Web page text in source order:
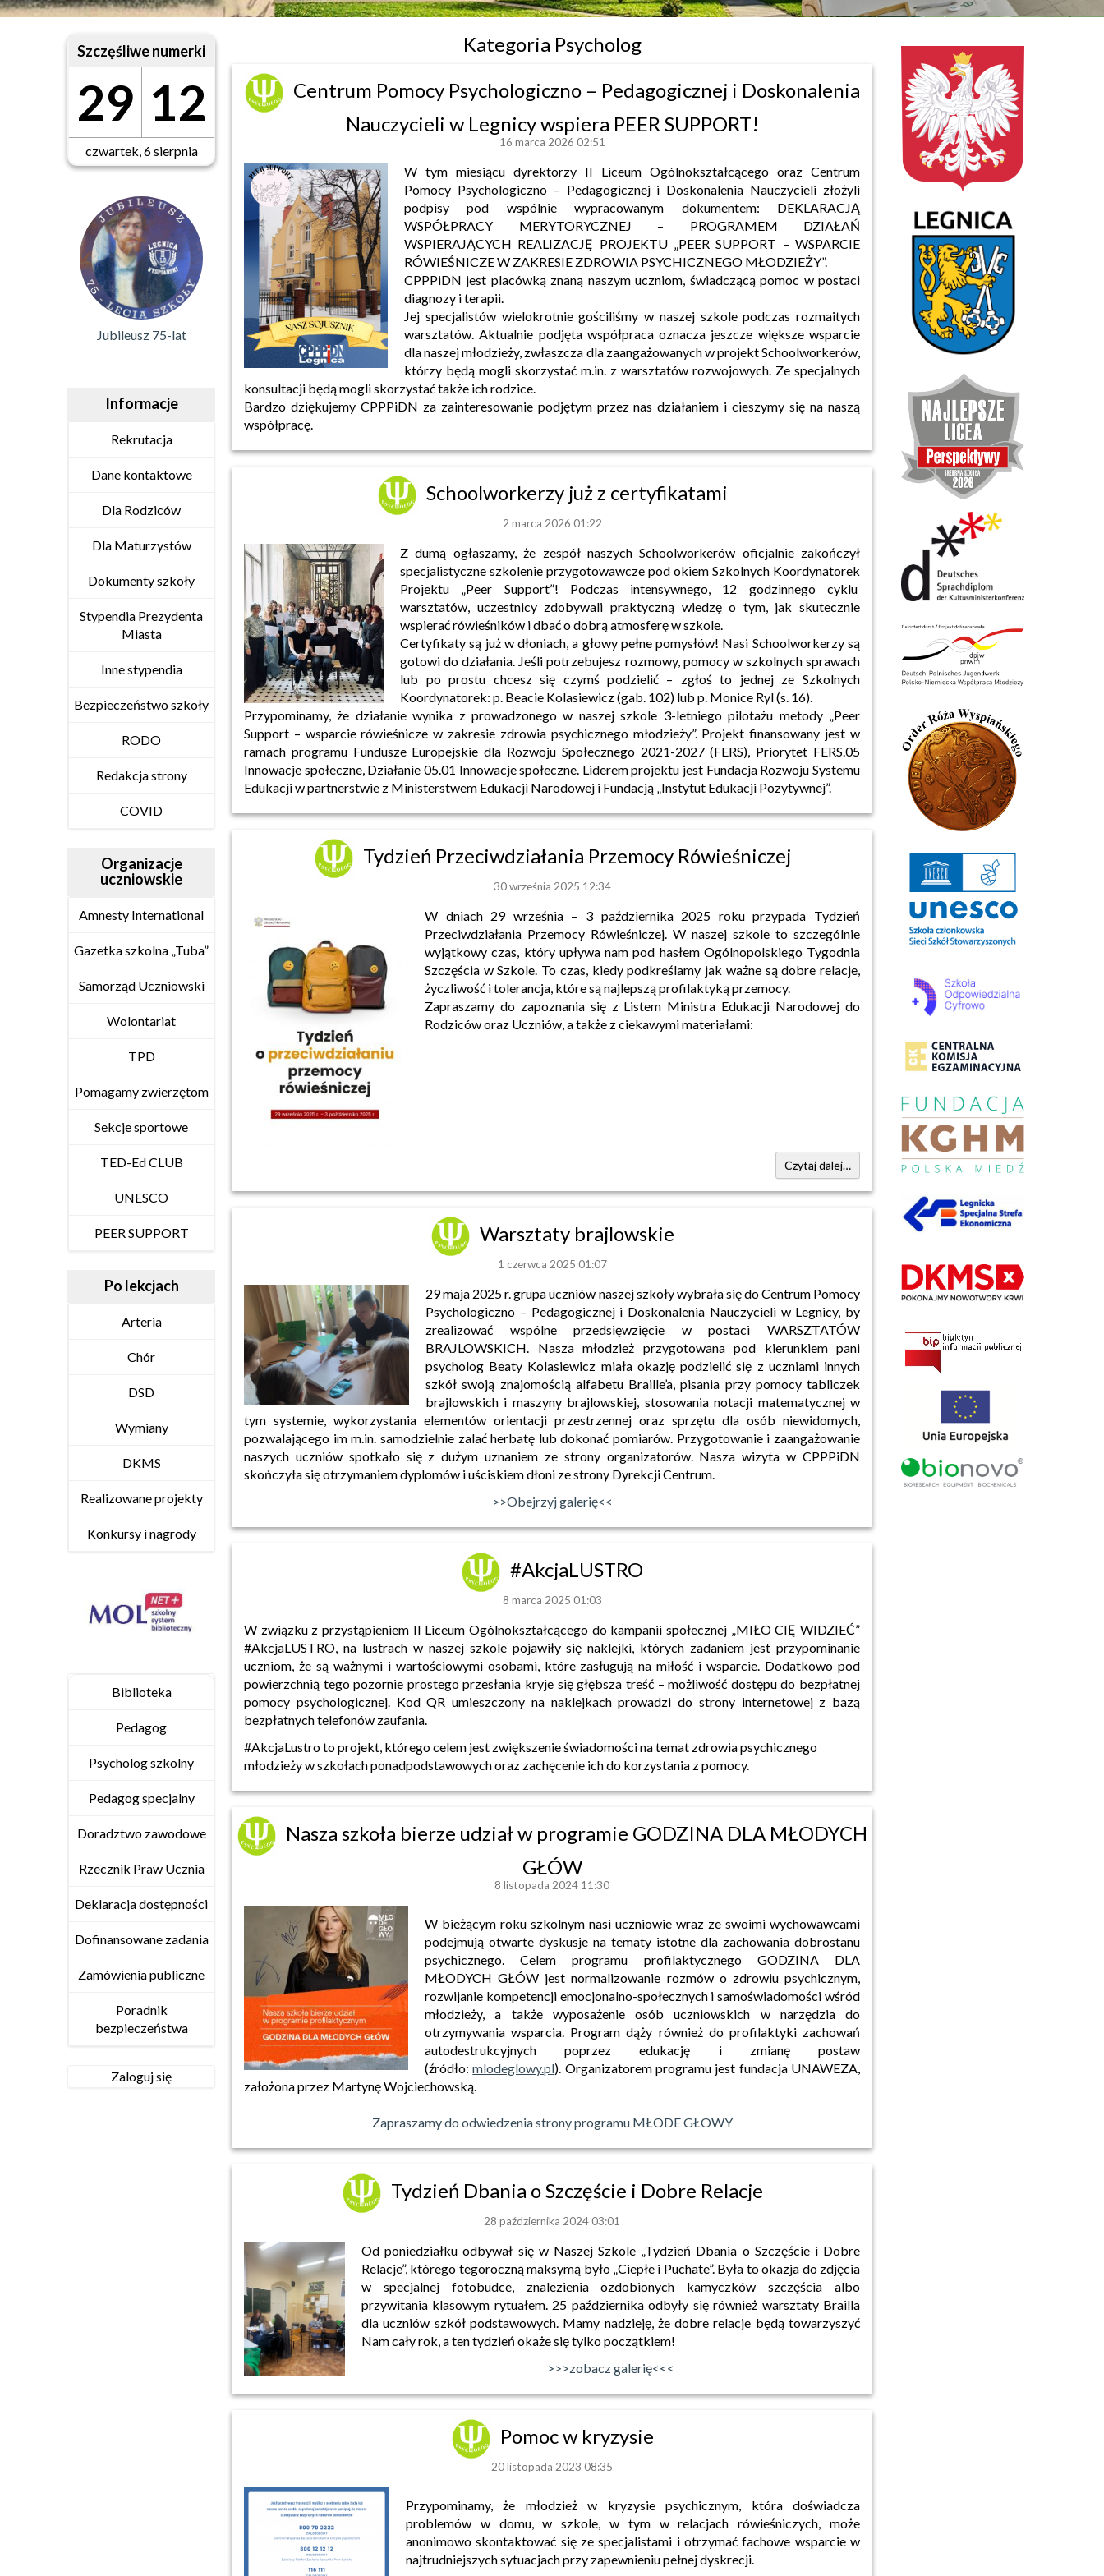
Szczęśliwe numerki
29 12
czwartek, 6 sierpnia
Jubileusz 75-lat
Informacje
Rekrutacja
Dane kontaktowe
Dla Rodziców
Dla Maturzystów
Dokumenty szkoły
Stypendia Prezydenta
Miasta
Inne stypendia
Bezpieczeństwo szkoły
RODO
Redakcja strony
COVID
Organizacje
uczniowskie
Amnesty International
Gazetka szkolna „Tuba”
Samorząd Uczniowski
Wolontariat
TPD
Pomagamy zwierzętom
Sekcje sportowe
TED-Ed CLUB
UNESCO
PEER SUPPORT
Po lekcjach
Arteria
Chór
DSD
Wymiany
DKMS
Realizowane projekty
Konkursy i nagrody
Biblioteka
Pedagog
Psycholog szkolny
Pedagog specjalny
Doradztwo zawodowe
Rzecznik Praw Ucznia
Deklaracja dostępności
Dofinansowane zadania
Zamówienia publiczne
Poradnik
bezpieczeństwa
Zaloguj się
Kategoria Psycholog
Centrum Pomocy Psychologiczno – Pedagogicznej i Doskonalenia
Nauczycieli w Legnicy wspiera PEER SUPPORT!
16 marca 2026 02:51
W tym miesiącu dyrektorzy II Liceum Ogólnokształcącego oraz Centrum
Pomocy Psychologiczno – Pedagogicznej i Doskonalenia Nauczycieli złożyli
podpisy pod wspólnie wypracowanym dokumentem: DEKLARACJĄ
WSPÓŁPRACY MERYTORYCZNEJ – PROGRAMEM DZIAŁAŃ
WSPIERAJĄCYCH REALIZACJĘ PROJEKTU „PEER SUPPORT – WSPARCIE
RÓWIEŚNICZE W ZAKRESIE ZDROWIA PSYCHICZNEGO MŁODZIEŻY”.
CPPPiDN jest placówką znaną naszym uczniom, świadczącą pomoc w postaci
diagnozy i terapii.
Jej specjalistów wielokrotnie gościliśmy w naszej szkole podczas rozmaitych
warsztatów. Aktualnie podjęta współpraca oznacza jeszcze większe wsparcie
dla naszej młodzieży, zwłaszcza dla zaangażowanych w projekt Schoolworkerów,
którzy będą mogli skorzystać m.in. z warsztatów rozwojowych. Ze specjalnych
konsultacji będą mogli skorzystać także ich rodzice.
Bardzo dziękujemy CPPPiDN za zainteresowanie podjętym przez nas działaniem i cieszymy się na naszą
współpracę.
Schoolworkerzy już z certyfikatami
2 marca 2026 01:22
Z dumą ogłaszamy, że zespół naszych Schoolworkerów oficjalnie zakończył
specjalistyczne szkolenie przygotowawcze pod okiem Szkolnych Koordynatorek
Projektu „Peer Support”! Podczas intensywnego, 12 godzinnego cyklu
warsztatów, uczestnicy zdobywali praktyczną wiedzę o tym, jak skutecznie
wspierać rówieśników i dbać o dobrą atmosferę w szkole.
Certyfikaty są już w dłoniach, a głowy pełne pomysłów! Nasi Schoolworkerzy są
gotowi do działania. Jeśli potrzebujesz rozmowy, pomocy w szkolnych sprawach
lub po prostu chcesz się czymś podzielić – zgłoś to jednej ze Szkolnych
Koordynatorek: p. Beacie Kolasiewicz (gab. 102) lub p. Monice Ryl (s. 16).
Przypominamy, że działanie wynika z prowadzonego w naszej szkole 3-letniego pilotażu metody „Peer
Support – wsparcie rówieśnicze w zakresie zdrowia psychicznego młodzieży”. Projekt finansowany jest w
ramach programu Fundusze Europejskie dla Rozwoju Społecznego 2021-2027 (FERS), Priorytet FERS.05
Innowacje społeczne, Działanie 05.01 Innowacje społeczne. Liderem projektu jest Fundacja Rozwoju Systemu
Edukacji w partnerstwie z Ministerstwem Edukacji Narodowej i Fundacją „Instytut Edukacji Pozytywnej”.
Tydzień Przeciwdziałania Przemocy Rówieśniczej
30 września 2025 12:34
W dniach 29 września – 3 października 2025 roku przypada Tydzień
Przeciwdziałania Przemocy Rówieśniczej. W naszej szkole to szczególnie
wyjątkowy czas, który upływa nam pod hasłem Ogólnopolskiego Tygodnia
Szczęścia w Szkole. To czas, kiedy podkreślamy jak ważne są dobre relacje,
życzliwość i tolerancja, które są najlepszą profilaktyką przemocy.
Zapraszamy do zapoznania się z Listem Ministra Edukacji Narodowej do
Rodziców oraz Uczniów, a także z ciekawymi materiałami:
Czytaj dalej…
Warsztaty brajlowskie
1 czerwca 2025 01:07
29 maja 2025 r. grupa uczniów naszej szkoły wybrała się do Centrum Pomocy
Psychologiczno – Pedagogicznej i Doskonalenia Nauczycieli w Legnicy, by
zrealizować wspólne przedsięwzięcie w postaci WARSZTATÓW
BRAJLOWSKICH. Nasza młodzież przygotowana pod kierunkiem pani
psycholog Beaty Kolasiewicz miała okazję podzielić się z uczniami innych
szkół swoją znajomością alfabetu Braille’a, pisania przy pomocy tabliczek
brajlowskich i maszyny brajlowskiej, stosowania notacji matematycznej w
tym systemie, wykorzystania elementów orientacji przestrzennej oraz sprzętu dla osób niewidomych,
pozwalającego im m.in. samodzielnie zalać herbatę lub dokonać pomiarów. Przygotowanie i zaangażowanie
naszych uczniów spotkało się z dużym uznaniem ze strony organizatorów. Nasza wizyta w CPPPiDN
skończyła się otrzymaniem dyplomów i uściskiem dłoni ze strony Dyrekcji Centrum.
>>Obejrzyj galerię<<
#AkcjaLUSTRO
8 marca 2025 01:03
W związku z przystąpieniem II Liceum Ogólnokształcącego do kampanii społecznej „MIŁO CIĘ WIDZIEĆ”
#AkcjaLUSTRO, na lustrach w naszej szkole pojawiły się naklejki, których zadaniem jest przypominanie
uczniom, że są ważnymi i wartościowymi osobami, które zasługują na miłość i wsparcie. Dodatkowo pod
powierzchnią tego pozornie prostego przesłania kryje się głębsza treść – możliwość dostępu do bezpłatnej
pomocy psychologicznej. Kod QR umieszczony na naklejkach prowadzi do strony internetowej z bazą
bezpłatnych telefonów zaufania.
#AkcjaLustro to projekt, którego celem jest zwiększenie świadomości na temat zdrowia psychicznego
młodzieży w szkołach ponadpodstawowych oraz zachęcenie ich do korzystania z pomocy.
Nasza szkoła bierze udział w programie GODZINA DLA MŁODYCH
GŁÓW
8 listopada 2024 11:30
W bieżącym roku szkolnym nasi uczniowie wraz ze swoimi wychowawcami
podejmują otwarte dyskusje na tematy istotne dla zachowania dobrostanu
psychicznego. Celem programu profilaktycznego GODZINA DLA
MŁODYCH GŁÓW jest normalizowanie rozmów o zdrowiu psychicznym,
rozwijanie kompetencji emocjonalno-społecznych i samoświadomości wśród
młodzieży, a także wyposażenie osób uczniowskich w narzędzia do
otrzymywania wsparcia. Program dąży również do profilaktyki zachowań
autodestrukcyjnych poprzez edukację i zmianę postaw
(źródło:mlodeglowy.pl). Organizatorem programu jest fundacja UNAWEZA,
założona przez Martynę Wojciechowską.
Zapraszamy do odwiedzenia strony programu MŁODE GŁOWY
Tydzień Dbania o Szczęście i Dobre Relacje
28 października 2024 03:01
Od poniedziałku odbywał się w Naszej Szkole „Tydzień Dbania o Szczęście i Dobre
Relacje”, którego tegoroczną maksymą było „Ciepłe i Puchate”. Była to okazja do zdjęcia
w specjalnej fotobudce, znalezienia ozdobionych kamyczków szczęścia albo
przywitania klasowym rytuałem. 25 października odbyły się również warsztaty Brailla
dla uczniów szkół podstawowych. Mamy nadzieję, że dobre relacje będą towarzyszyć
Nam cały rok, a ten tydzień okaże się tylko początkiem!
>>>zobacz galerię<<<
Pomoc w kryzysie
20 listopada 2023 08:35
Przypominamy, że młodzież w kryzysie psychicznym, która doświadcza
problemów w domu, w szkole, w tym w relacjach rówieśniczych, może
anonimowo skontaktować się ze specjalistami i otrzymać fachowe wsparcie w
najtrudniejszych sytuacjach przy zapewnieniu pełnej dyskrecji.